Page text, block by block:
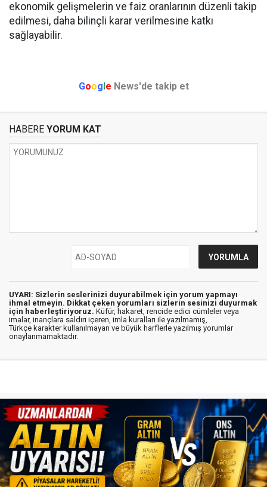
ekonomik gelişmelerin ve faiz oranlarının düzenli takip
edilmesi, daha bilinçli karar verilmesine katkı
sağlayabilir.
Google News'de takip et
HABERE YORUM KAT
UYARI: Sizlerin seslerinizi duyurabilmek için yorum yapmayı
ihmal etmeyin. Dikkat çeken yorumları sizlerin sesinizi duyurmak
için haberleştiriyoruz. Küfür, hakaret, rencide edici cümleler veya
imalar, inançlara saldırı içeren, imla kuralları ile yazılmamış,
Türkçe karakter kullanılmayan ve büyük harflerle yazılmış yorumlar
onaylanmamaktadır.